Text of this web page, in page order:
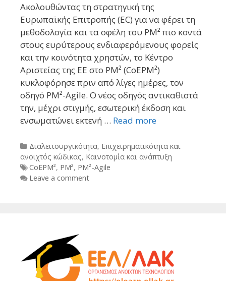
Ακολουθώντας τη στρατηγική της
Ευρωπαϊκής Επιτροπής (EC) για να φέρει τη
μεθοδολογία και τα οφέλη του PM² πιο κοντά
στους ευρύτερους ενδιαφερόμενους φορείς
και την κοινότητα χρηστών, το Κέντρο
Αριστείας της ΕΕ στο PM² (CoEPM²)
κυκλοφόρησε πριν από λίγες ημέρες, τον
οδηγό PM²-Agile. Ο νέος οδηγός αντικαθιστά
την, μέχρι στιγμής, εσωτερική έκδοση και
ενσωματώνει εκτενή … Read more
Categories
Διαλειτουργικότητα, Επιχειρηματικότητα και
ανοιχτός κώδικας, Καινοτομία και ανάπτυξη
Tags
CoEPM², PM², PM²-Agile
Leave a comment